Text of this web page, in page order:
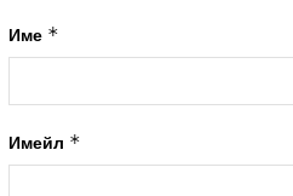
Име *
Имейл *